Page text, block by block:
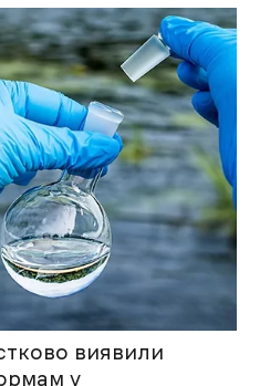
виявили
у